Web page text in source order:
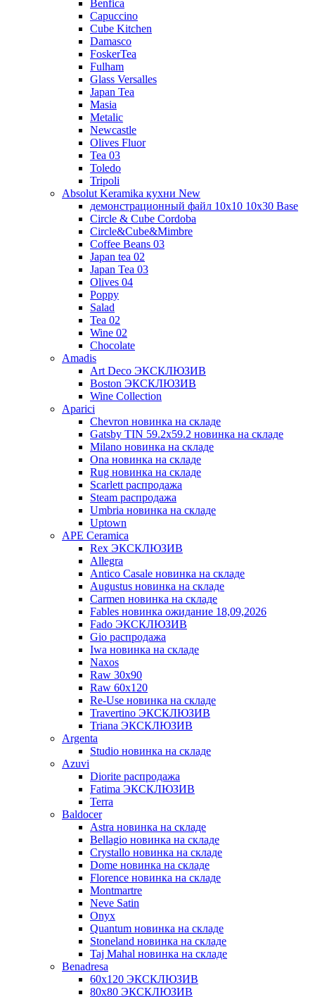
Benfica
Capuccino
Cube Kitchen
Damasco
FoskerTea
Fulham
Glass Versalles
Japan Tea
Masia
Metalic
Newcastle
Olives Fluor
Tea 03
Toledo
Tripoli
Absolut Keramika кухни New
демонстрационный файл 10x10 10x30 Base
Circle & Cube Cordoba
Circle&Cube&Mimbre
Coffee Beans 03
Japan tea 02
Japan Tea 03
Olives 04
Poppy
Salad
Tea 02
Wine 02
Chocolate
Amadis
Art Deco ЭКСКЛЮЗИВ
Boston ЭКСКЛЮЗИВ
Wine Collection
Aparici
Chevron новинка на складе
Gatsby TIN 59.2x59.2 новинка на складе
Milano новинка на складе
Ona новинка на складе
Rug новинка на складе
Scarlett распродажа
Steam распродажа
Umbria новинка на складе
Uptown
APE Ceramica
Rex ЭКСКЛЮЗИВ
Allegra
Antico Casale новинка на складе
Augustus новинка на складе
Carmen новинка на складе
Fables новинка ожидание 18,09,2026
Fado ЭКСКЛЮЗИВ
Gio распродажа
Iwa новинка на складе
Naxos
Raw 30x90
Raw 60х120
Re-Use новинка на складе
Travertino ЭКСКЛЮЗИВ
Triana ЭКСКЛЮЗИВ
Argenta
Studio новинка на складе
Azuvi
Diorite распродажа
Fatima ЭКСКЛЮЗИВ
Terra
Baldoсer
Astra новинка на складе
Bellagio новинка на складе
Crystallo новинка на складе
Dome новинка на складе
Florence новинка на складе
Montmartre
Neve Satin
Onyx
Quantum новинка на складе
Stoneland новинка на складе
Taj Mahal новинка на складе
Benadresa
60х120 ЭКСКЛЮЗИВ
80х80 ЭКСКЛЮЗИВ